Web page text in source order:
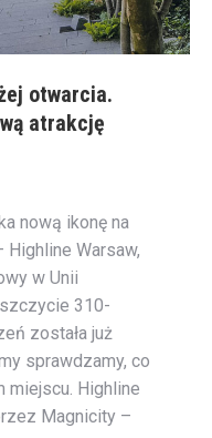
otwarcia.
atrakcję
nową ikonę na
Warsaw,
w Unii
310-
została już
sprawdzamy, co
miejscu. Highline
Magnicity –